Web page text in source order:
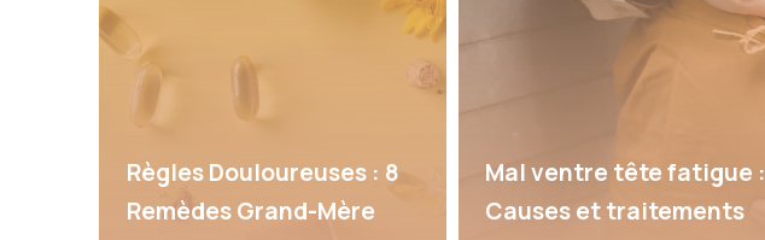
Règles Douloureuses : 8
Remèdes Grand-Mère
Mal ventre tête fatigue :
Causes et traitements